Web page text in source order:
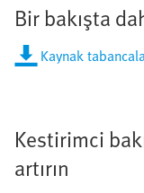
Bir bakışta
Kaynak
Kestirimci
artırın